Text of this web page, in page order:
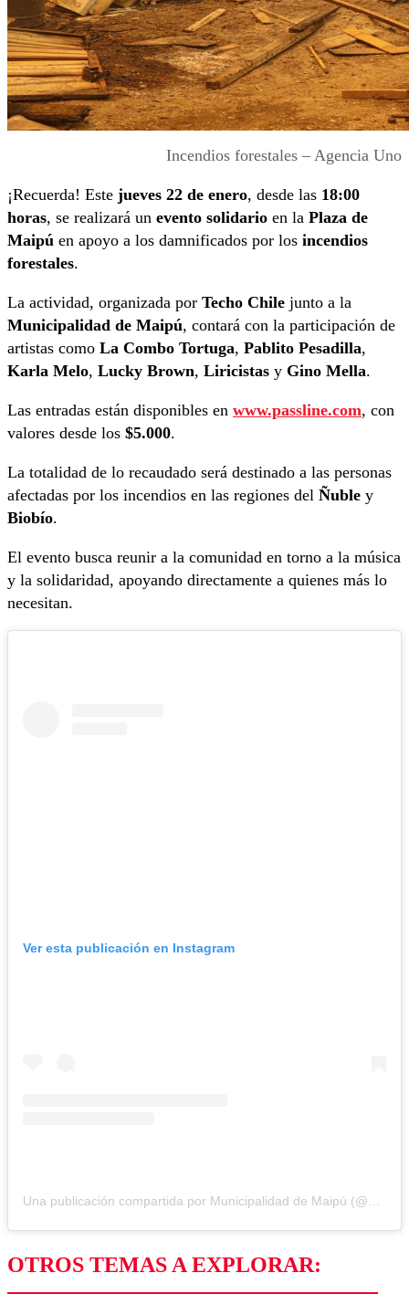
Incendios forestales – Agencia Uno
¡Recuerda! Este jueves 22 de enero, desde las 18:00
horas, se realizará un evento solidario en la Plaza de
Maipú en apoyo a los damnificados por los incendios
forestales.
La actividad, organizada por Techo Chile junto a la
Municipalidad de Maipú, contará con la participación de
artistas como La Combo Tortuga, Pablito Pesadilla,
Karla Melo, Lucky Brown, Liricistas y Gino Mella.
Las entradas están disponibles en www.passline.com, con
valores desde los $5.000.
La totalidad de lo recaudado será destinado a las personas
afectadas por los incendios en las regiones del Ñuble y
Biobío.
El evento busca reunir a la comunidad en torno a la música
y la solidaridad, apoyando directamente a quienes más lo
necesitan.
Ver esta publicación en Instagram
Una publicación compartida por Municipalidad de Maipú (@muni_maipu)
OTROS TEMAS A EXPLORAR: